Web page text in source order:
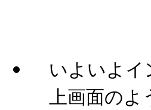
いよいよイ
上画面のよ